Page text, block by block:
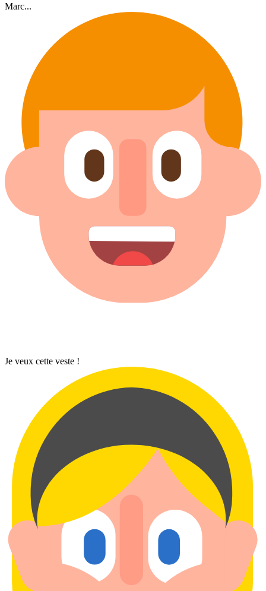
Marc...
Je veux cette veste !